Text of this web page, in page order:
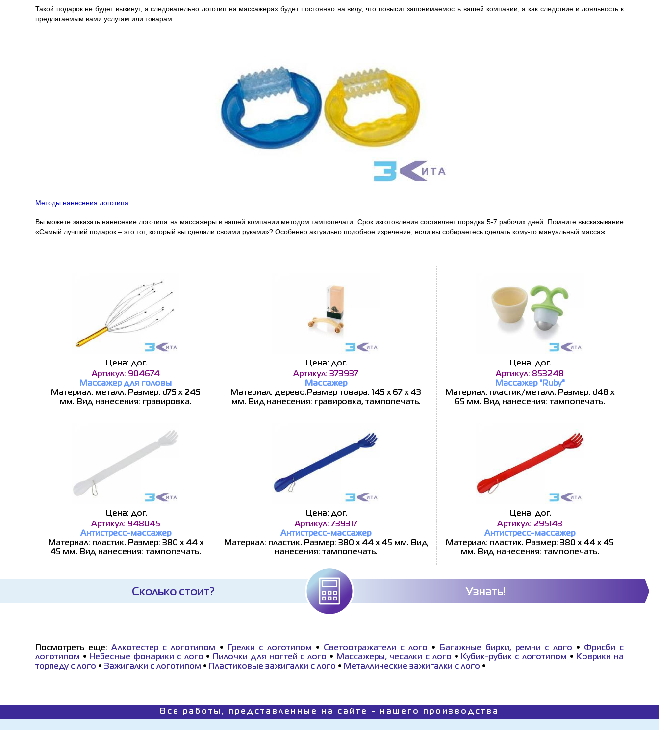
Такой подарок не будет выкинут, а следовательно логотип на массажерах будет постоянно на виду, что повысит запонимаемость вашей компании, а как следствие и лояльность к
предлагаемым вами услугам или товарам.
Методы нанесения логотипа.
Вы можете заказать нанесение логотипа на массажеры в нашей компании методом тампопечати. Срок изготовления составляет порядка 5-7 рабочих дней. Помните высказывание
«Самый лучший подарок – это тот, который вы сделали своими руками»? Особенно актуально подобное изречение, если вы собираетесь сделать кому-то мануальный массаж.
Цена: дог.
Артикул: 904674
Массажер для головы
Материал: металл. Размер: d75 х 245
мм. Вид нанесения: гравировка.
Цена: дог.
Артикул: 373937
Массажер
Материал: дерево.Размер товара: 145 x 67 x 43
мм. Вид нанесения: гравировка, тампопечать.
Цена: дог.
Артикул: 853248
Массажер "Ruby"
Материал: пластик/металл. Размер: d48 x
65 мм. Вид нанесения: тампопечать.
Цена: дог.
Артикул: 948045
Антистресс-массажер
Материал: пластик. Размер: 380 х 44 х
45 мм. Вид нанесения: тампопечать.
Цена: дог.
Артикул: 739317
Антистресс-массажер
Материал: пластик. Размер: 380 х 44 х 45 мм. Вид
нанесения: тампопечать.
Цена: дог.
Артикул: 295143
Антистресс-массажер
Материал: пластик. Размер: 380 х 44 х 45
мм. Вид нанесения: тампопечать.
Сколько стоит? Узнать!
Посмотреть еще:Алкотестер с логотипом • Грелки с логотипом • Светоотражатели с лого • Багажные бирки, ремни с лого • Фрисби с
логотипом • Небесные фонарики с лого • Пилочки для ногтей с лого • Массажеры, чесалки с лого • Кубик-рубик с логотипом •
Коврики на
торпеду с лого • Зажигалки с логотипом • Пластиковые зажигалки с лого • Металлические зажигалки с лого •
Все работы, представленные на сайте - нашего производства